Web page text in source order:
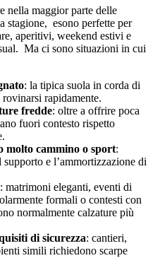
nella maggior parte delle
stagione, esono perfette per
aperitivi, weekend estivi e
Ma ci sono situazioni in cui
: la tipica suola in corda di
rapidamente.
fredde: oltre a offrire poca
fuori contesto rispetto
molto cammino o sport:
e l’ammortizzazione di
: matrimoni eleganti, eventi di
formali o contesti con
normalmente calzature più
di sicurezza: cantieri,
simili richiedono scarpe